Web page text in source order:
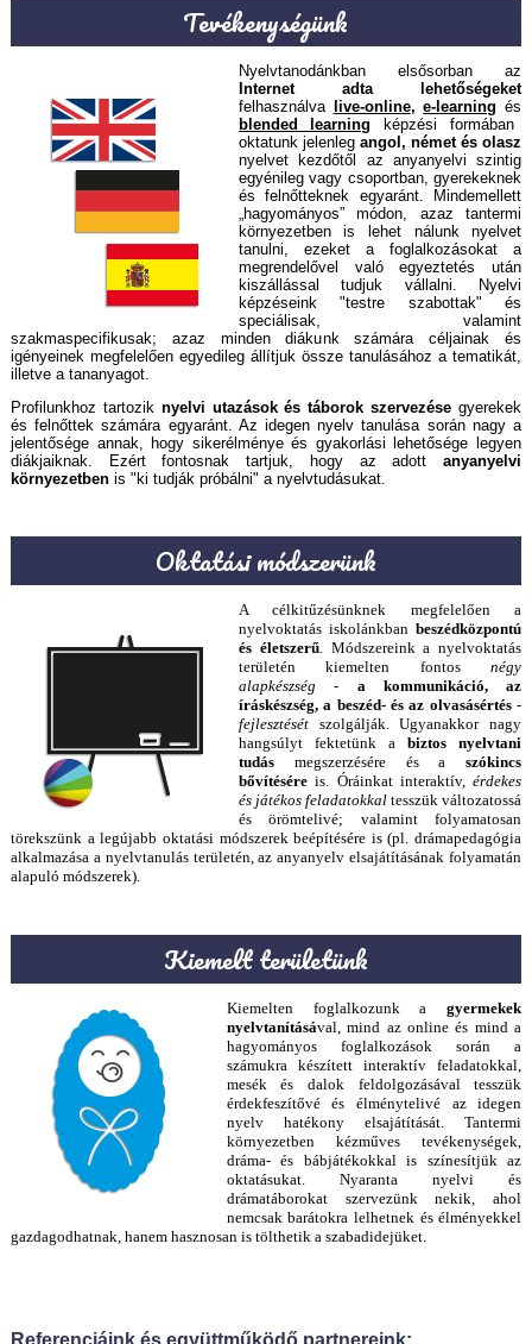
Tevékenységünk
Nyelvtanodánkban elsősorban az
Internet adta lehetőségeket
felhasználva
live-online,e-learning és
blended learning képzési formában
oktatunk jelenleg angol, német és olasz
nyelvet kezdőtől az anyanyelvi szintig
egyénileg vagy csoportban,gyerekeknek
és felnőtteknek egyaránt. Mindemellett
„hagyományos” módon, azaz tantermi
környezetben is lehet nálunk nyelvet
tanulni, ezeket a foglalkozásokat a
megrendelővel való egyeztetés után
kiszállással tudjuk vállalni. Nyelvi
képzéseink "testre szabottak" és
speciálisak, valamint
szakmaspecifikusak; azaz minden diákunk számára céljainak és
igényeinek megfelelően egyedileg állítjuk össze tanulásához a tematikát,
illetve a tananyagot.
Profilunkhoz tartoziknyelvi utazások és táborok szervezése gyerekek
és felnőttek számára egyaránt. Az idegen nyelv tanulása során nagy a
jelentősége annak, hogy sikerélménye és gyakorlási lehetősége legyen
diákjaiknak. Ezért fontosnak tartjuk, hogy az adott anyanyelvi
környezetben is "ki tudják próbálni" a nyelvtudásukat.
Oktatási módszerünk
A célkitűzésünknek megfelelően a
nyelvoktatás iskolánkbanbeszédközpontú
és életszerű. Módszereink a nyelvoktatás
területén kiemelten fontosnégy
alapkészség - a kommunikáció, az
íráskészség, a beszéd- és az olvasásértés-
fejlesztését szolgálják. Ugyanakkor nagy
hangsúlyt fektetünk abiztos nyelvtani
tudásmegszerzésére és aszókincs
bővítéséreis. Óráinkat interaktív,érdekes
és játékos feladatokkal tesszük változatossá
és örömtelivé; valamint folyamatosan
törekszünk a legújabb oktatási módszerek beépítésére is (pl. drámapedagógia
alkalmazása a nyelvtanulás területén, az anyanyelv elsajátításának folyamatán
alapuló módszerek).
Kiemelt területünk
Kiemelten foglalkozunk agyermekek
nyelvtanításával, mind az online és mind a
hagyományos foglalkozások során a
számukra készített interaktív feladatokkal,
mesék és dalok feldolgozásával tesszük
érdekfeszítővé és élménytelivé az idegen
nyelv hatékony elsajátítását. Tantermi
környezetben kézműves tevékenységek,
dráma- és bábjátékokkal is színesítjük az
oktatásukat. Nyaranta nyelvi és
drámatáborokat szervezünk nekik, ahol
nemcsak barátokra lelhetnek és élményekkel
gazdagodhatnak, hanem hasznosan is tölthetik a szabadidejüket.
Referenciáink és együttműködő partnereink: